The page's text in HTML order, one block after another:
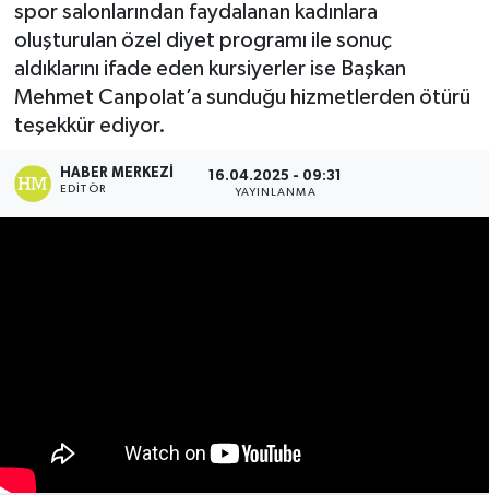
spor salonlarından faydalanan kadınlara
oluşturulan özel diyet programı ile sonuç
aldıklarını ifade eden kursiyerler ise Başkan
Mehmet Canpolat’a sunduğu hizmetlerden ötürü
teşekkür ediyor.
HABER MERKEZI
EDITÖR
16.04.2025 - 09:31
YAYINLANMA